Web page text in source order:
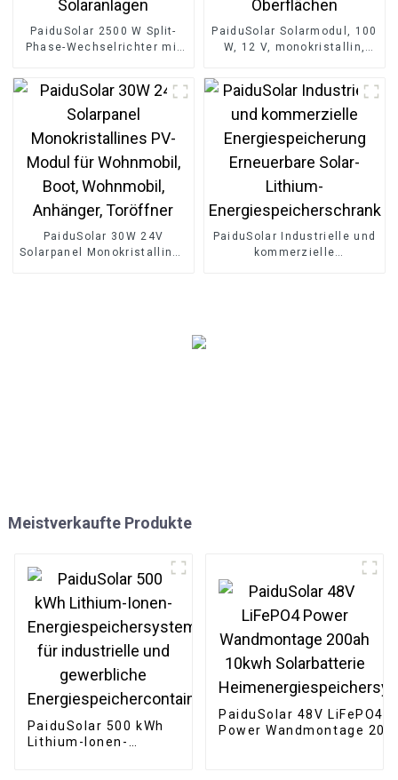
PaiduSolar 2500 W Split-
Phase-Wechselrichter mit
Spitzenleistung, für
Solaranlagen
PaiduSolar Solarmodul, 100
W, 12 V, monokristallin,
Vans, Autos, unebene
Oberflächen
PaiduSolar 30W 24V
Solarpanel Monokristallines
PaiduSolar Industrielle und
kommerzielle
Meistverkaufte Produkte
PaiduSolar 500 kWh
Lithium-Ionen-
PaiduSolar 48V LiFePO4
Power Wandmontage